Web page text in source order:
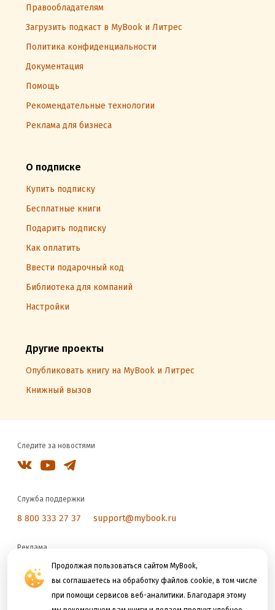
Продолжая пользоваться сайтом MyBook,
вы соглашаетесь на обработку файлов cookie, в том числе
при помощи сервисов веб-аналитики. Благодаря этому
Правообладателям
Загрузить подкаст в MyBook и Литрес
Политика конфиденциальности
Документация
Помощь
Рекомендательные технологии
Реклама для бизнеса
О подписке
Купить подписку
Бесплатные книги
Подарить подписку
Как оплатить
Ввести подарочный код
Библиотека для компаний
Настройки
Другие проекты
Опубликовать книгу на MyBook и Литрес
Книжный вызов
Следите за новостями
Служба поддержки
8 800 333 27 37 support@mybook.ru
Реклама
reklama@litres.ru
Мы принимаем к оплате